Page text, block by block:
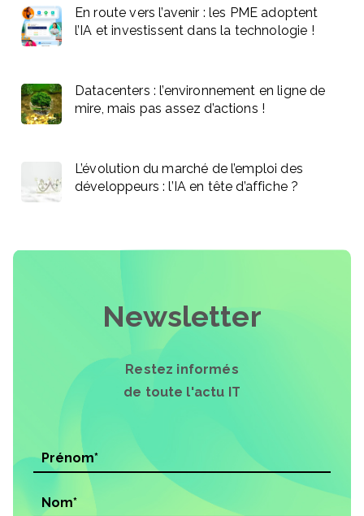
En route vers l’avenir : les PME adoptent
l’IA et investissent dans la technologie !
Datacenters : l’environnement en ligne de
mire, mais pas assez d’actions !
L’évolution du marché de l’emploi des
développeurs : l’IA en tête d’affiche ?
Newsletter
Restez informés
de toute l'actu IT